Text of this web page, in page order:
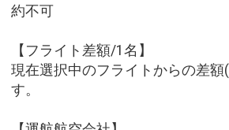
約不可
【フライト差額/1名】
現在選択中のフライトからの差
す。